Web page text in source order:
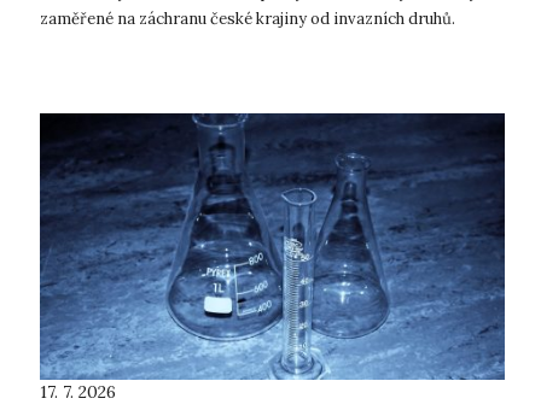
zaměřené na záchranu české krajiny od invazních druhů.
17. 7. 2026